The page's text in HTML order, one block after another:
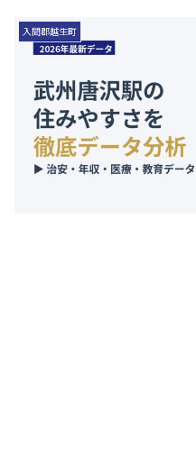
入間郡越生町